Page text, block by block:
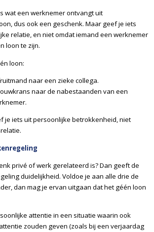
wat een werknemer ontvangt uit
dus ook een geschenk. Maar geef je iets
relatie, en niet omdat iemand een werknemer
loon te zijn.
loon:
naar een zieke collega.
naar de nabestaanden van een
je iets uit persoonlijke betrokkenheid, niet
privé of werk gerelateerd is? Dan geeft de
duidelijkheid. Voldoe je aan alle drie de
dan mag je ervan uitgaan dat het géén loon
attentie in een situatie waarin ook
zouden geven (zoals bij een verjaardag